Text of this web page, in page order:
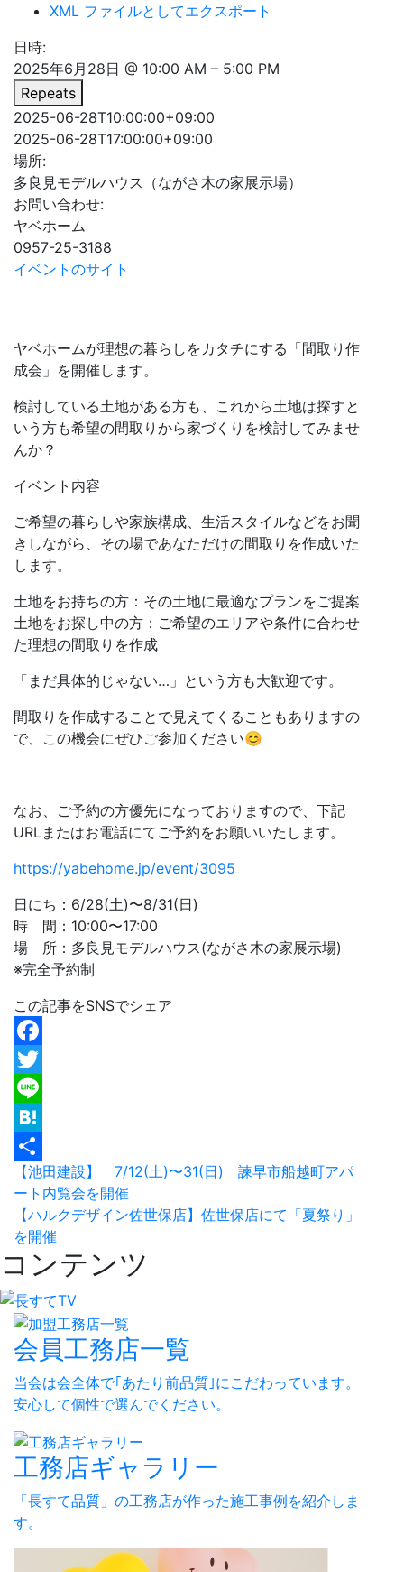
XML ファイルとしてエクスポート
日時:
2025年6月28日 @ 10:00 AM – 5:00 PM
Repeats
2025-06-28T10:00:00+09:00
2025-06-28T17:00:00+09:00
場所:
多良見モデルハウス（ながさ木の家展示場）
お問い合わせ:
ヤベホーム
0957-25-3188
イベントのサイト
ヤベホームが理想の暮らしをカタチにする「間取り作
成会」を開催します。
検討している土地がある方も、これから土地は探すと
いう方も希望の間取りから家づくりを検討してみませ
んか？
イベント内容
ご希望の暮らしや家族構成、生活スタイルなどをお聞
きしながら、その場であなただけの間取りを作成いた
します。
土地をお持ちの方：その土地に最適なプランをご提案
土地をお探し中の方：ご希望のエリアや条件に合わせ
た理想の間取りを作成
「まだ具体的じゃない…」という方も大歓迎です。
間取りを作成することで見えてくることもありますの
で、この機会にぜひご参加ください😊
なお、ご予約の方優先になっておりますので、下記
URLまたはお電話にてご予約をお願いいたします。
https://yabehome.jp/event/3095
日にち：6/28(土)〜8/31(日)
時 間：10:00〜17:00
場 所：多良見モデルハウス(ながさ木の家展示場)
※完全予約制
この記事をSNSでシェア
Facebook
Twitter
Line
Hatena
共
有
【池田建設】 7/12(土)〜31(日) 諫早市船越町アパ
ート内覧会を開催
【ハルクデザイン佐世保店】佐世保店にて「夏祭り」
を開催
コンテンツ
会員工務店一覧
当会は会全体で｢あたり前品質｣にこだわっています。
安心して個性で選んでください。
工務店ギャラリー
「長すて品質」の工務店が作った施工事例を紹介しま
す。